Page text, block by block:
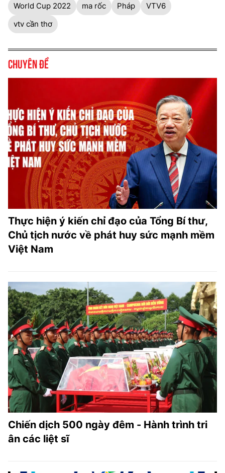
World Cup 2022
ma rốc Pháp
VTV6
vtv cần thơ
Chuyên đề
Thực hiện ý kiến chỉ đạo của Tổng Bí thư,
Chủ tịch nước về phát huy sức mạnh mềm
Việt Nam
Chiến dịch 500 ngày đêm - Hành trình tri
ân các liệt sĩ